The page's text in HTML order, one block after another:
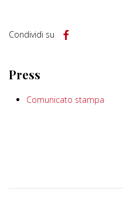
Condividi su
Press
Comunicato stampa